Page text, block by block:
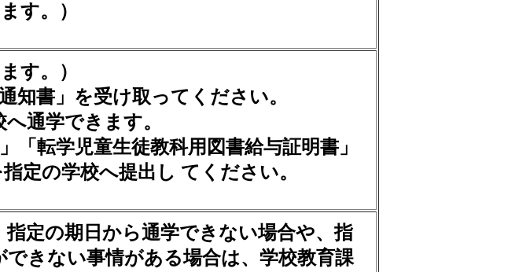
す。）
す。）
知書」を受け取ってください。
通学できます。
「転学児童生徒教科用図書給与証明書」
定の学校へ提出し てください。
定の期日から通学できない場合や、指
きない事情がある場合は、学校教育課